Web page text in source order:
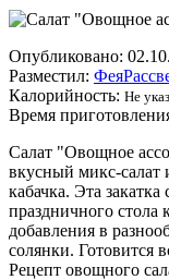
Опубликовано:
Разместил:
Калорийность: Не
Время
Салат "Овощное
вкусный микс-салат
кабачка. Эта
праздничного стола
добавления в
солянки. Готовится
Рецепт овощного